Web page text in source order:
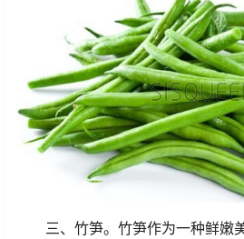
三、竹笋。竹笋作为一种鲜嫩